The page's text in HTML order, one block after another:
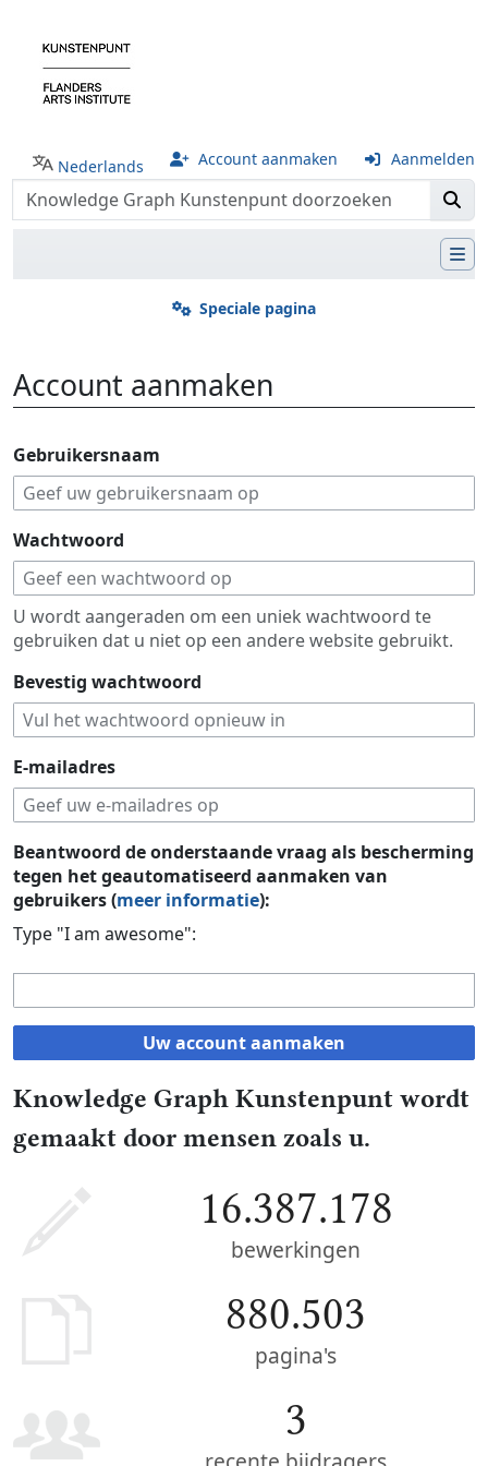
Nederlands Account aanmaken Aanmelden
Speciale pagina
Account aanmaken
Gebruikersnaam
Wachtwoord
U wordt aangeraden om een uniek wachtwoord te
gebruiken dat u niet op een andere website gebruikt.
Bevestig wachtwoord
E-mailadres
Beantwoord de onderstaande vraag als bescherming
tegen het geautomatiseerd aanmaken van
gebruikers (meer informatie):
Type "I am awesome":
Uw account aanmaken
Knowledge Graph Kunstenpunt wordt
gemaakt door mensen zoals u.
16.387.178
bewerkingen
880.503
pagina's
3